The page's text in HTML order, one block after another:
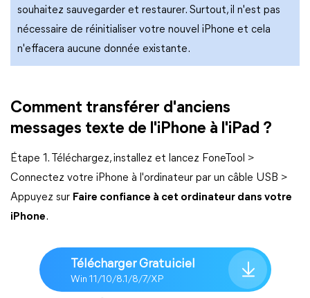
souhaitez sauvegarder et restaurer. Surtout, il n'est pas
nécessaire de réinitialiser votre nouvel iPhone et cela
n'effacera aucune donnée existante.
Comment transférer d'anciens
messages texte de l'iPhone à l'iPad ?
Étape 1. Téléchargez, installez et lancez FoneTool >
Connectez votre iPhone à l'ordinateur par un câble USB >
Appuyez sur Faire confiance à cet ordinateur dans votre
iPhone.
Télécharger Gratuiciel
Win 11/10/8.1/8/7/XP